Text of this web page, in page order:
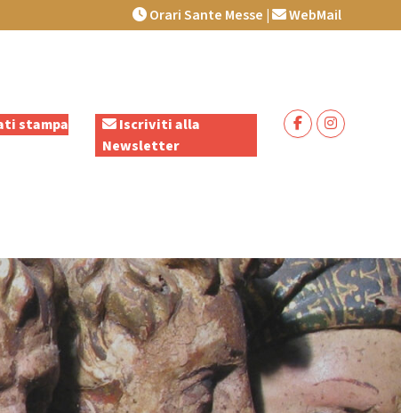
Orari Sante Messe | WebMail
stampa
Iscriviti alla
Newsletter